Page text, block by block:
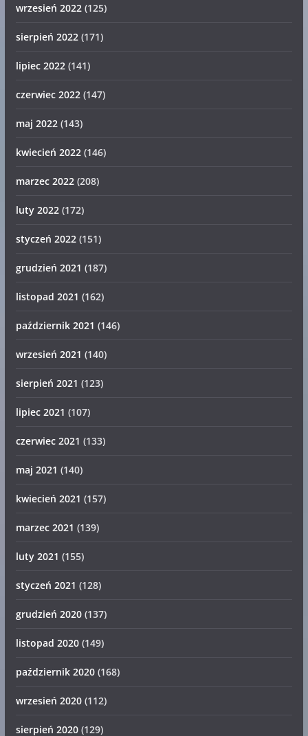
wrzesień 2022(125)
sierpień 2022(171)
lipiec 2022(141)
czerwiec 2022(147)
maj 2022(143)
kwiecień 2022(146)
marzec 2022(208)
luty 2022(172)
styczeń 2022(151)
grudzień 2021 (187)
listopad 2021 (162)
październik 2021 (146)
wrzesień 2021 (140)
sierpień 2021 (123)
lipiec 2021 (107)
czerwiec 2021 (133)
maj 2021 (140)
kwiecień 2021 (157)
marzec 2021 (139)
luty 2021 (155)
styczeń 2021 (128)
grudzień 2020(137)
listopad 2020(149)
październik 2020(168)
wrzesień 2020(112)
sierpień 2020(129)